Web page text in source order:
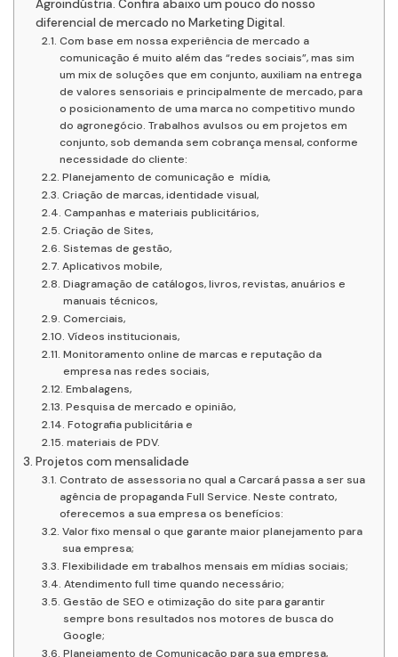
Agroindústria. Confira abaixo um pouco do nosso
diferencial de mercado no Marketing Digital.
Com base em nossa experiência de mercado a
comunicação é muito além das “redes sociais”, mas sim
um mix de soluções que em conjunto, auxiliam na entrega
de valores sensoriais e principalmente de mercado, para
o posicionamento de uma marca no competitivo mundo
do agronegócio. Trabalhos avulsos ou em projetos em
conjunto, sob demanda sem cobrança mensal, conforme
necessidade do cliente:
Planejamento de comunicação e mídia,
Criação de marcas, identidade visual,
Campanhas e materiais publicitários,
Criação de Sites,
Sistemas de gestão,
Aplicativos mobile,
Diagramação de catálogos, livros, revistas, anuários e
manuais técnicos,
Comerciais,
Vídeos institucionais,
Monitoramento online de marcas e reputação da
empresa nas redes sociais,
Embalagens,
Pesquisa de mercado e opinião,
Fotografia publicitária e
materiais de PDV.
Projetos com mensalidade
Contrato de assessoria no qual a Carcará passa a ser sua
agência de propaganda Full Service. Neste contrato,
oferecemos a sua empresa os benefícios:
Valor fixo mensal o que garante maior planejamento para
sua empresa;
Flexibilidade em trabalhos mensais em mídias sociais;
Atendimento full time quando necessário;
Gestão de SEO e otimização do site para garantir
sempre bons resultados nos motores de busca do
Google;
Planejamento de Comunicação para sua empresa,